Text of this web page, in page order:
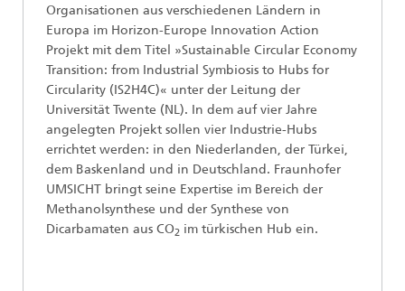
Organisationen aus verschiedenen Ländern in
Europa im Horizon-Europe Innovation Action
Projekt mit dem Titel »Sustainable Circular Economy
Transition: from Industrial Symbiosis to Hubs for
Circularity (IS2H4C)« unter der Leitung der
Universität Twente (NL). In dem auf vier Jahre
angelegten Projekt sollen vier Industrie-Hubs
errichtet werden: in den Niederlanden, der Türkei,
dem Baskenland und in Deutschland. Fraunhofer
UMSICHT bringt seine Expertise im Bereich der
Methanolsynthese und der Synthese von
Dicarbamaten aus CO2 im türkischen Hub ein.